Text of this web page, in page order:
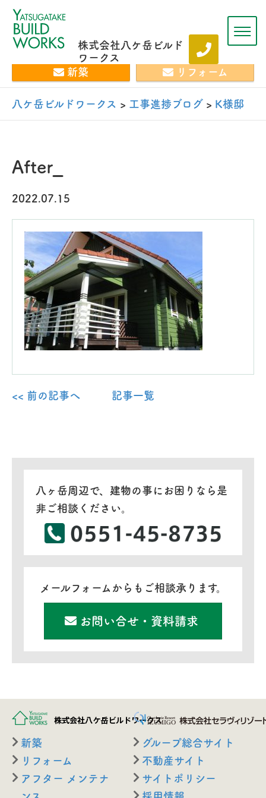
株式会社八ケ岳ビルド
ワークス
新築
リフォーム
八ケ岳ビルドワークス > 工事進捗ブログ > K様邸 外
After_
2022.07.15
<< 前の記事へ 記事一覧
八ヶ岳周辺で、建物の事にお困りなら是
非ご相談ください。
メールフォームからもご相談承ります。
お問い合せ・資料請求
新築
リフォーム
アフター メンテナ
グループ総合サイト
不動産サイト
サイトポリシー